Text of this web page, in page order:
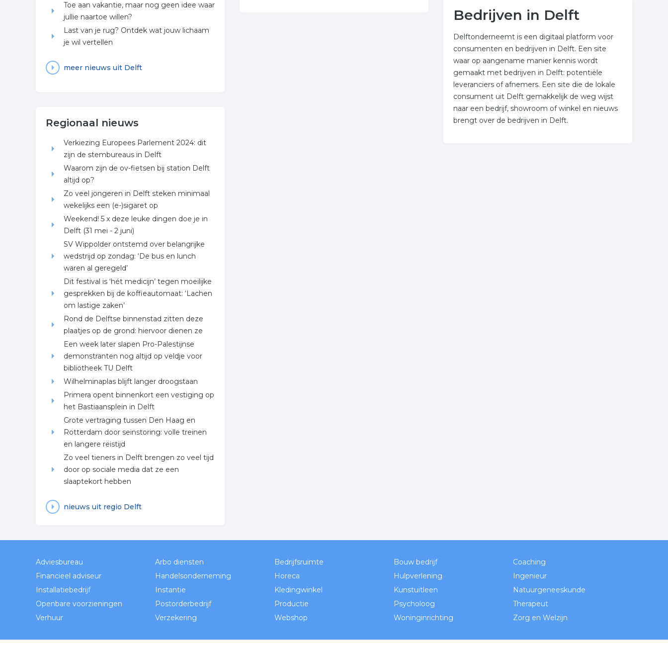
Toe aan vakantie, maar nog geen idee waar
jullie naartoe willen?
Last van je rug? Ontdek wat jouw lichaam
je wil vertellen
meer nieuws uit Delft
Regionaal nieuws
Verkiezing Europees Parlement 2024: dit
zijn de stembureaus in Delft
Waarom zijn de ov-fietsen bij station Delft
altijd op?
Zo veel jongeren in Delft steken minimaal
wekelijks een (e-)sigaret op
Weekend! 5 x deze leuke dingen doe je in
Delft (31 mei - 2 juni)
SV Wippolder ontstemd over belangrijke
wedstrijd op zondag: ‘De bus en lunch
waren al geregeld’
Dit festival is ‘hét medicijn’ tegen moeilijke
gesprekken bij de koffieautomaat: ‘Lachen
om lastige zaken’
Rond de Delftse binnenstad zitten deze
plaatjes op de grond: hiervoor dienen ze
Een week later slapen Pro-Palestijnse
demonstranten nog altijd op veldje voor
bibliotheek TU Delft
Wilhelminaplas blijft langer droogstaan
Primera opent binnenkort een vestiging op
het Bastiaansplein in Delft
Grote vertraging tussen Den Haag en
Rotterdam door seinstoring: volle treinen
en langere reistijd
Zo veel tieners in Delft brengen zo veel tijd
door op sociale media dat ze een
slaaptekort hebben
nieuws uit regio Delft
Bedrijven in Delft
Delftonderneemt is een digitaal platform voor
consumenten en bedrijven in Delft. Een site
waar op aangename manier kennis wordt
gemaakt met bedrijven in Delft: potentiële
leveranciers of afnemers. Een site die de lokale
consument uit Delft gemakkelijk de weg wijst
naar een bedrijf, showroom of winkel en nieuws
brengt over de bedrijven in Delft.
Adviesbureau Arbo diensten Bedrijfsruimte Bouw bedrijf
Coaching
Financieel adviseur
Handelsonderneming Horeca Hulpverlening
Ingenieur
Installatiebedrijf
Instantie Kledingwinkel Kunstuitleen
Natuurgeneeskunde
Openbare voorzieningen
Postorderbedrijf Productie Psycholoog
Therapeut
Verhuur
Verzekering Webshop Woninginrichting Zorg en Welzijn